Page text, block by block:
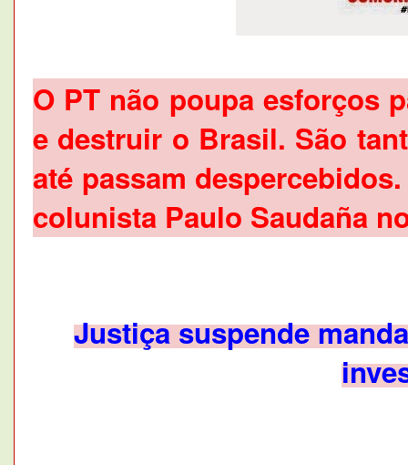
O PT não poupa esforços
e destruir o Brasil. São
até passam
colunista Paulo Saudaña
Justiça suspende